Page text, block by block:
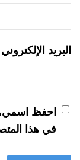
البريد الإلكتروني
احفظ اسمي،
في هذا